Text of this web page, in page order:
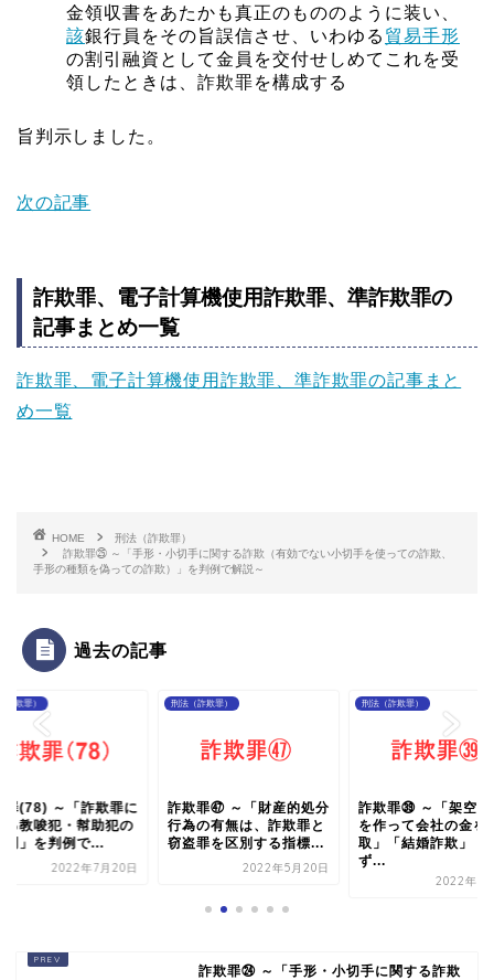
金領収書をあたかも真正のもののように装い、
該銀行員をその旨誤信させ、いわゆる 貿易手形
の割引融資として金員を交付せしめてこれを受
領したときは、詐欺罪を構成する
旨判示しました。
次の記事
詐欺罪、電子計算機使用詐欺罪、準詐欺罪の
記事まとめ一覧
詐欺罪、電子計算機使用詐欺罪、準詐欺罪の記事まと
め一覧
HOME
刑法（詐欺罪）
詐欺罪㉕ ～「手形・小切手に関する詐欺（有効でない小切手を使っての詐欺、
手形の種類を偽っての詐欺）」を判例で解説～
過去の記事
詐欺罪）
罪(78) ～「詐欺罪に
る教唆犯・幇助犯の
例」を判例で...
2022年7月20日
刑法（詐欺罪）
詐欺罪㊼ ～「財産的処分
行為の有無は、詐欺罪と
窃盗罪を区別する指標...
2022年5月20日
刑法（詐欺罪）
詐欺罪㊴ ～「架空の
を作って会社の金を
取」「結婚詐欺」「
ず...
2022年5
詐欺罪㉔ ～「手形・小切手に関する詐欺